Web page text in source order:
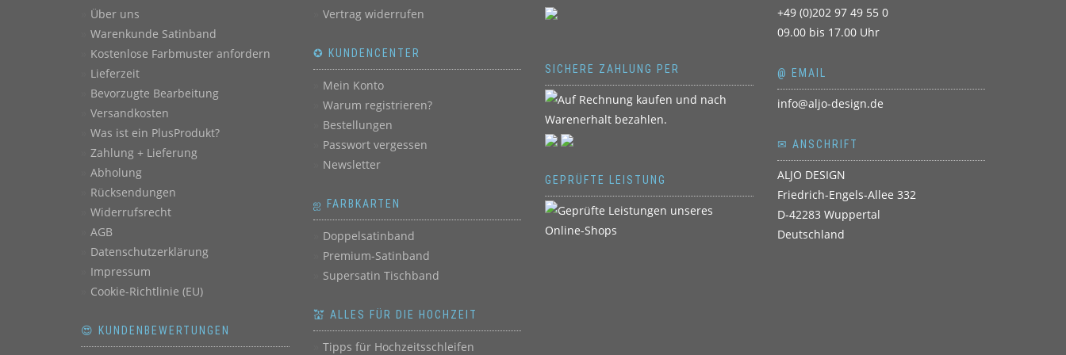
Über uns
Warenkunde Satinband
Kostenlose Farbmuster anfordern
Lieferzeit
Bevorzugte Bearbeitung
Versandkosten
Was ist ein PlusProdukt?
Zahlung + Lieferung
Abholung
Rücksendungen
Widerrufsrecht
AGB
Datenschutzerklärung
Impressum
Cookie-Richtlinie (EU)
😍 KUNDENBEWERTUNGEN
Vertrag widerrufen
✪ KUNDENCENTER
Mein Konto
Warum registrieren?
Bestellungen
Passwort vergessen
Newsletter
ஐ FARBKARTEN
Doppelsatinband
Premium-Satinband
Supersatin Tischband
💒 ALLES FÜR DIE HOCHZEIT
Tipps für Hochzeitsschleifen
SICHERE ZAHLUNG PER
GEPRÜFTE LEISTUNG
+49 (0)202 97 49 55 0
09.00 bis 17.00 Uhr
@ EMAIL
info@aljo-design.de
✉ ANSCHRIFT
ALJO DESIGN
Friedrich-Engels-Allee 332
D-42283 Wuppertal
Deutschland